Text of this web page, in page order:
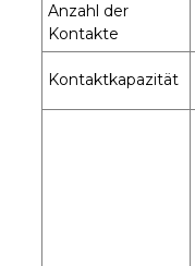
Anzahl der
Kontakte
Kontaktkapazität